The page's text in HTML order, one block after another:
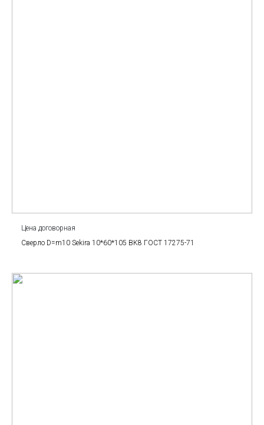
Цена договорная
Сверло D=m10 Sekira 10*60*105 BK8 ГОСТ 17275-71